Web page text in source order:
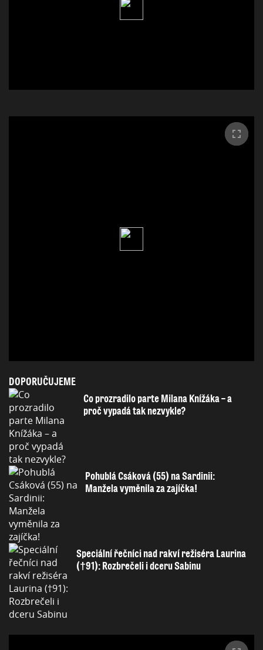
DOPORUČUJEME
Co prozradilo parte Milana Knížáka – a
proč vypadá tak nezvykle?
Pohublá Csáková (55) na Sardinii:
Manžela vyměnila za zajíčka!
Speciální řečníci nad rakví režiséra Laurina
(†91): Rozbrečeli i dceru Sabinu